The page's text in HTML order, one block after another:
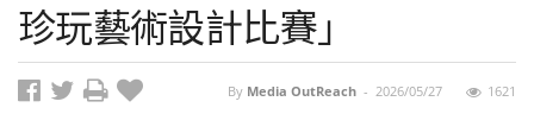
g
a
t
珍玩藝術設計比賽」
By Media OutReach - 2026/05/27 1621